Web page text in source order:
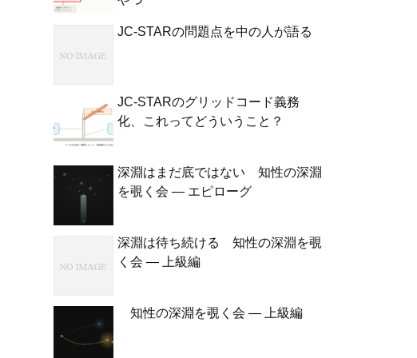
JC-STARの問題点を中の人が語る
JC-STARのグリッドコード義務
化、これってどういうこと？
深淵はまだ底ではない 知性の深淵
を覗く会 — エピローグ
深淵は待ち続ける 知性の深淵を覗
く会 — 上級編
知性の深淵を覗く会 — 上級編